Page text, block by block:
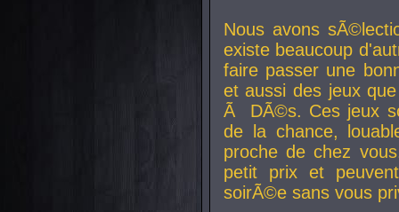
Nous avons
existe beaucoup
faire passer une
et aussi des jeux
Ã DÃ©s. Ces jeux
de la chance,
proche de chez
petit prix et
soirÃ©e sans vous